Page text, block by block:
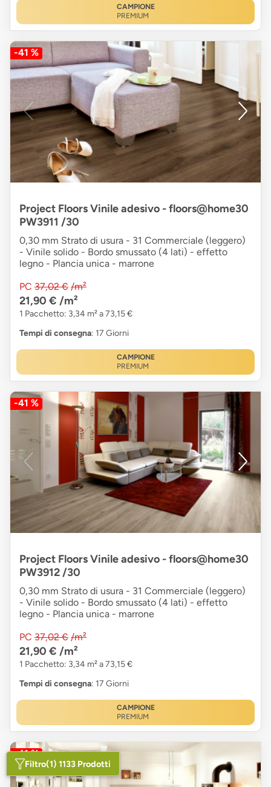
CAMPIONE
PREMIUM
-41 %
Project Floors Vinile adesivo - floors@home30
PW3911 /30
0,30 mm Strato di usura - 31 Commerciale (leggero)
- Vinile solido - Bordo smussato (4 lati) - effetto
legno - Plancia unica - marrone
PC 37,02 € /m²
21,90 € /m²
1 Pacchetto: 3,34 m² a 73,15 €
Tempi di consegna: 17 Giorni
CAMPIONE
PREMIUM
-41 %
Project Floors Vinile adesivo - floors@home30
PW3912 /30
0,30 mm Strato di usura - 31 Commerciale (leggero)
- Vinile solido - Bordo smussato (4 lati) - effetto
legno - Plancia unica - marrone
PC 37,02 € /m²
21,90 € /m²
1 Pacchetto: 3,34 m² a 73,15 €
Tempi di consegna: 17 Giorni
CAMPIONE
PREMIUM
-41 %
Filtro(1) 1133 Prodotti